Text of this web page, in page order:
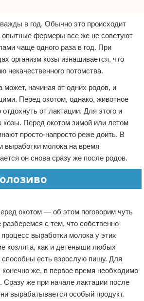
в год. Обычно это происходит
опытные фермеры все же не советуют
чаще одного раза в год. При
организм козы изнашивается, что
некачественного потомства.
может, начиная от одних родов, и
Перед окотом, однако, животное
от лактации. Для этого и
козы. Перед окотом зимой или летом
просто-напросто реже доить. В
выработки молока на время
он снова сразу же после родов.
окотом — об этом поговорим чуть
с тем, что собственно
выработки молока у этих
козлята, как и детеныши любых
способны есть взрослую пищу. Для
конечно же, в первое время необходимо
Сразу же при начале лактации после
вырабатывается особый продукт.